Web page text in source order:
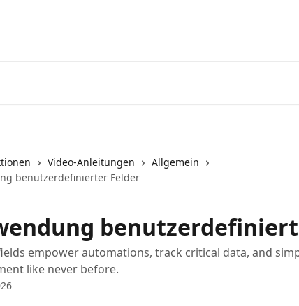
Video-Anleitungen
Allgemein
benutzerdefinierter Felder
empower automations, track critical data, and
like never before.